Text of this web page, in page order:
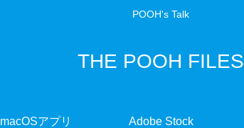
POOH's Talk
THE POOH FILES
macOSアプリ Adobe Stock